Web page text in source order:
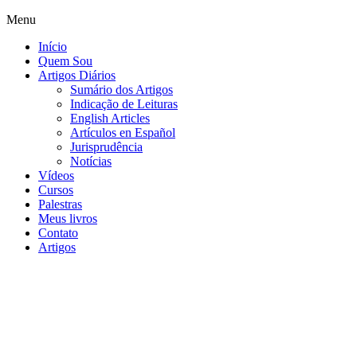
Menu
Início
Quem Sou
Artigos Diários
Sumário dos Artigos
Indicação de Leituras
English Articles
Artículos en Español
Jurisprudência
Notícias
Vídeos
Cursos
Palestras
Meus livros
Contato
Artigos